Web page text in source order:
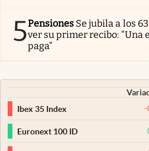
5Pensiones Se jubila a los
ver su primer recibo: “Una
paga”
Ibex 35 Index
-
Euronext 100 ID